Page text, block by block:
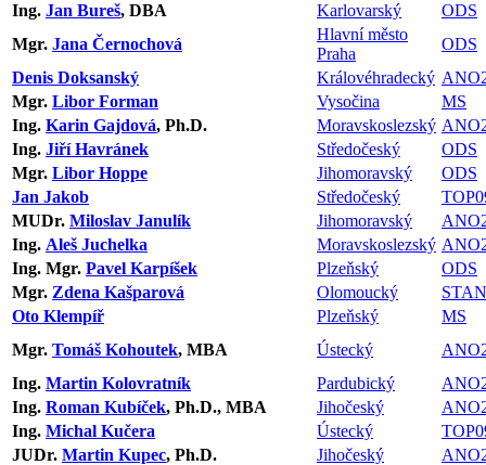
Ing. Jan Bureš, DBA Karlovarský
ODS
Mgr. Jana Černochová
Hlavní město
Praha
ODS
Denis Doksanský
Královéhradecký
Mgr. Libor Forman Vysočina
MS
Ing. Karin Gajdová, Ph.D. Moravskoslezský
Ing. Jiří Havránek Středočeský
ODS
Mgr. Libor Hoppe Jihomoravský
ODS
Jan Jakob
Středočeský
MUDr. Miloslav Janulík Jihomoravský
Ing. Aleš Juchelka Moravskoslezský
Ing. Mgr. Pavel Karpíšek Plzeňský
ODS
Mgr. Zdena Kašparová Olomoucký
STAN
Oto Klempíř
Plzeňský
MS
Mgr. Tomáš Kohoutek, MBA Ústecký
Ing. Martin Kolovratník Pardubický
Ing. Roman Kubíček, Ph.D., MBA Jihočeský
Ing. Michal Kučera Ústecký
JUDr. Martin Kupec, Ph.D. Jihočeský